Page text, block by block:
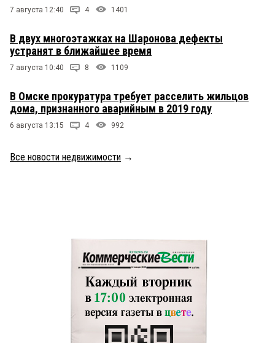
7 августа 12:40 4 1401
В двух многоэтажках на Шаронова дефекты
устранят в ближайшее время
7 августа 10:40 8 1109
В Омске прокуратура требует расселить жильцов
дома, признанного аварийным в 2019 году
6 августа 13:15 4 992
Все новости недвижимости →